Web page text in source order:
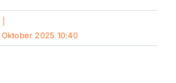
2025 10:40